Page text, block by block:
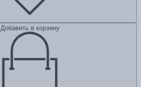
Добавить в корзину